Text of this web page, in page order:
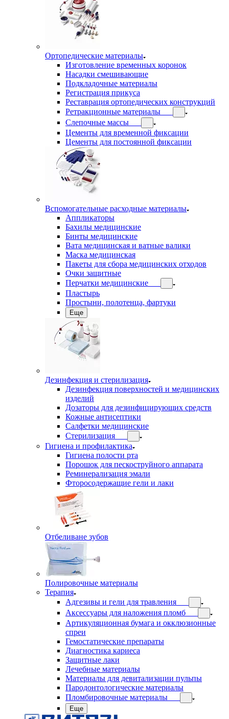
Ортопедические материалы
Изготовление временных коронок
Насадки смешивающие
Подкладочные материалы
Регистрация прикуса
Реставрация ортопедических конструкций
Ретракционные материалы
Слепочные массы
Цементы для временной фиксации
Цементы для постоянной фиксации
Вспомогательные расходные материалы
Аппликаторы
Бахилы медицинские
Бинты медицинские
Вата медицинская и ватные валики
Маска медицинская
Пакеты для сбора медицинских отходов
Очки защитные
Перчатки медицинские
Пластырь
Простыни, полотенца, фартуки
Еще
Дезинфекция и стерилизация
Дезинфекция поверхностей и медицинских
изделий
Дозаторы для дезинфицирующих средств
Кожные антисептики
Салфетки медицинские
Стерилизация
Гигиена и профилактика
Гигиена полости рта
Порошок для пескоструйного аппарата
Реминерализация эмали
Фторосодержащие гели и лаки
Отбеливане зубов
Полировочные материалы
Терапия
Адгезивы и гели для травления
Аксессуары для наложения пломб
Артикуляционная бумага и окклюзионные
спреи
Гемостатические препараты
Диагностика кариеса
Защитные лаки
Лечебные материалы
Материалы для девитализации пульпы
Пародонтологические материалы
Пломбировочные материалы
Еще